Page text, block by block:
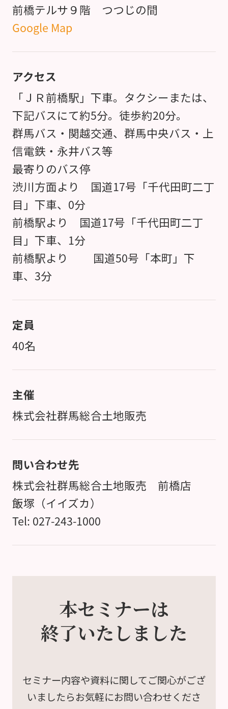
前橋テルサ９階 つつじの間
Google Map
アクセス
「ＪＲ前橋駅」下車。タクシーまたは、
下記バスにて約5分。徒歩約20分。
群馬バス・関越交通、群馬中央バス・上
信電鉄・永井バス等
最寄りのバス停
渋川方面より 国道17号「千代田町二丁
目」下車、0分
前橋駅より 国道17号「千代田町二丁
目」下車、1分
前橋駅より 国道50号「本町」下
車、3分
定員
40名
主催
株式会社群馬総合土地販売
問い合わせ先
株式会社群馬総合土地販売 前橋店
飯塚（イイズカ）
Tel: 027-243-1000
本セミナーは
終了いたしました
セミナー内容や資料に関してご関心がござ
いましたらお気軽にお問い合わせくださ